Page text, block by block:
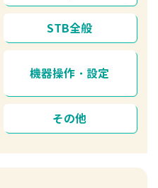
STB全般
機器操作・設定
その他